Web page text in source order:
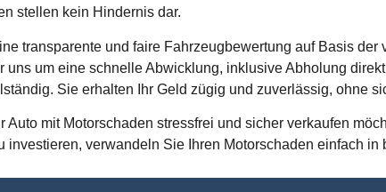
stellen kein Hindernis dar.
transparente und faire Fahrzeugbewertung auf Basis
uns um eine schnelle Abwicklung, inklusive Abholung
Sie erhalten Ihr Geld zügig und zuverlässig, ohne
Auto mit Motorschaden stressfrei und sicher verkaufen
investieren, verwandeln Sie Ihren Motorschaden einfach in